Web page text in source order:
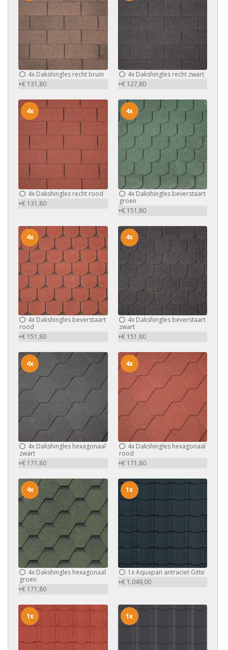
4x Dakshingles recht bruin
+€ 131,80
4xDakshingles recht zwart
+€ 127,80
4x Dakshingles recht rood
+€ 131,80
4x
4xDakshingles beverstaart
groen
+€ 151,80
4x
4x Dakshingles beverstaart
rood
+€ 151,80
4x
4xDakshingles beverstaart
zwart
+€ 151,80
4x
4x Dakshingles hexagonaal
zwart
+€ 171,80
4x
4xDakshingles hexagonaal
rood
+€ 171,80
4x
4x Dakshingles hexagonaal
groen
+€ 171,80
4x
1xAquapan antraciet Gitte
+€ 1.049,00
1x
1x 1x